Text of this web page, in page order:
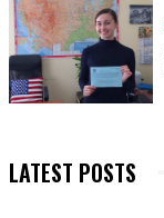
LATEST POSTS